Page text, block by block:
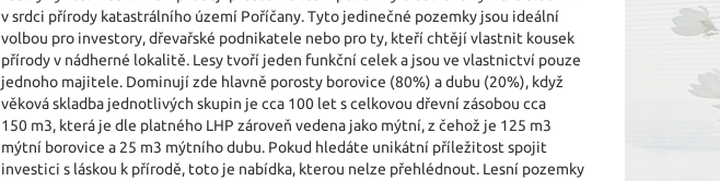
v srdci přírody katastrálního území Poříčany. Tyto jedinečné pozemky jsou ideální
volbou pro investory, dřevařské podnikatele nebo pro ty, kteří chtějí vlastnit kousek
přírody v nádherné lokalitě. Lesy tvoří jeden funkční celek a jsou ve vlastnictví pouze
jednoho majitele. Dominují zde hlavně porosty borovice (80%) a dubu (20%), když
věková skladba jednotlivých skupin je cca 100 let s celkovou dřevní zásobou cca
150 m3, která je dle platného LHP zároveň vedena jako mýtní, z čehož je 125 m3
mýtní borovice a 25 m3 mýtního dubu. Pokud hledáte unikátní příležitost spojit
investici s láskou k přírodě, toto je nabídka, kterou nelze přehlédnout. Lesní pozemky